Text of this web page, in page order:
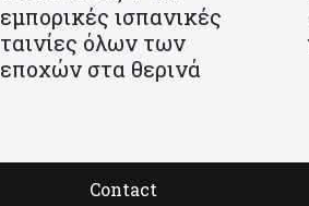
εμπορικές ισπανικές
ταινίες όλων των
εποχών στα θερινά
Contact